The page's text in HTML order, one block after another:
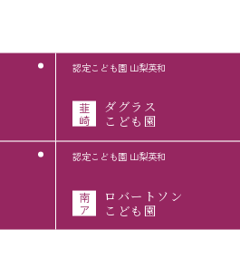
韮
崎
認定こども園 山梨英和
ダグラス
こども園
南
ア
認定こども園 山梨英和
ロバートソン
こども園